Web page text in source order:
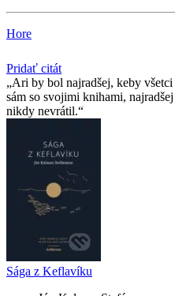
Hore
Pridať citát
Ari by bol najradšej, keby
sám so svojimi knihami,
nikdy nevrátil.
Sága z Keflavíku